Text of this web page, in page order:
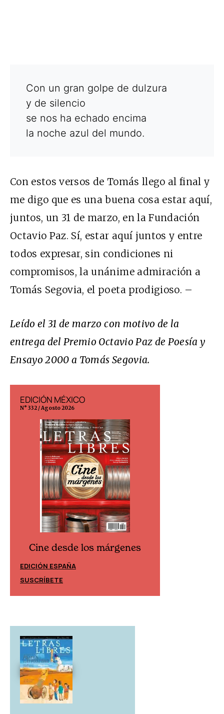
Con un gran golpe de dulzura
y de silencio
se nos ha echado encima
la noche azul del mundo.
Con estos versos de Tomás llego al final y
me digo que es una buena cosa estar aquí,
juntos, un 31 de marzo, en la Fundación
Octavio Paz. Sí, estar aquí juntos y entre
todos expresar, sin condiciones ni
compromisos, la unánime admiración a
Tomás Segovia, el poeta prodigioso. –
Leído el 31 de marzo con motivo de la
entrega del Premio Octavio Paz de Poesía y
Ensayo 2000 a Tomás Segovia.
EDICIÓN MÉXICO
N° 332 / Agosto 2026
Cine desde los márgenes
EDICIÓN ESPAÑA
SUSCRÍBETE